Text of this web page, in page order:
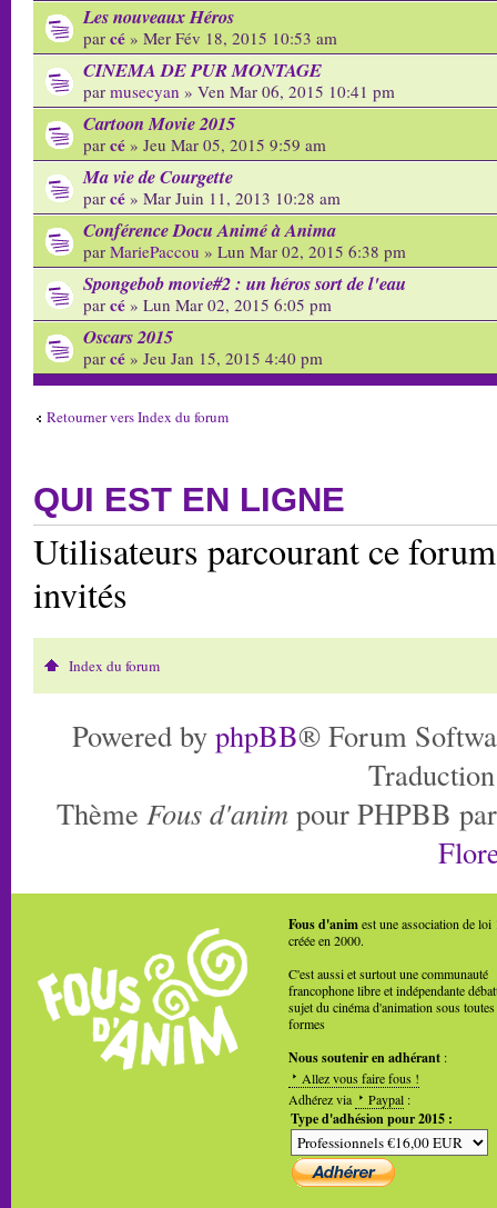
Les nouveaux Héros
par cé » Mer Fév 18, 2015 10:53 am
CINEMA DE PUR MONTAGE
par musecyan » Ven Mar 06, 2015 10:41 pm
Cartoon Movie 2015
par cé » Jeu Mar 05, 2015 9:59 am
Ma vie de Courgette
par cé » Mar Juin 11, 2013 10:28 am
Conférence Docu Animé à Anima
par MariePaccou » Lun Mar 02, 2015 6:38 pm
Spongebob movie#2 : un héros sort de l'eau
par cé » Lun Mar 02, 2015 6:05 pm
Oscars 2015
par cé » Jeu Jan 15, 2015 4:40 pm
Retourner vers Index du forum
QUI EST EN LIGNE
Utilisateurs parcourant ce
invités
Index du forum
Powered by phpBB® Forum
Thème Fous d'anim pour PHPBB
Fous d'animest une association de loi
créée en 2000.
C'est aussi et surtout une communauté
francophone libre et indépendante
sujet du cinéma d'animation sous toutes
formes
Nous soutenir en adhérant :
Allez vous faire fous !
Adhérez via
Paypal :
Type d'adhésion pour 2015 :